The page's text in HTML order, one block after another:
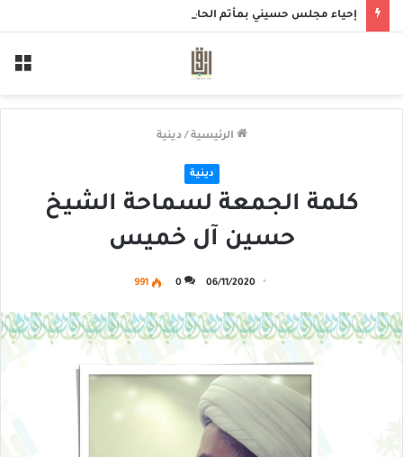
إحياء مجلس حسيني بمأتم الحاج أحمد منصور الخميس
الرئيسية / دينية
دينية
كلمة الجمعة لسماحة الشيخ
حسين آل خميس
06/11/2020
0
991